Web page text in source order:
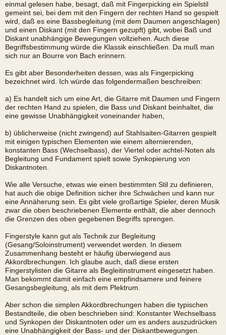
einmal gelesen habe, besagt, daß mit Fingerpicking ein Spielstil
gemeint sei, bei dem mit den Fingern der rechten Hand so gespielt
wird, daß es eine Bassbegleitung (mit dem Daumen angeschlagen)
und einen Diskant (mit den Fingern gezupft) gibt, wobei Baß und
Diskant unabhängige Bewegungen vollziehen. Auch diese
Begriffsbestimmung würde die Klassik einschließen. Da muß man
sich nur an Bourre von Bach erinnern.
Es gibt aber Besonderheiten dessen, was als Fingerpicking
bezeichnet wird. Ich würde das folgendermaßen beschreiben:
a) Es handelt sich um eine Art, die Gitarre mit Daumen und Fingern
der rechten Hand zu spielen, die Bass und Diskant beinhaltet, die
eine gewisse Unabhängigkeit voneinander haben,
b) üblicherweise (nicht zwingend) auf Stahlsaiten-Gitarren gespielt
mit einigen typischen Elementen wie einem alternierenden,
konstanten Bass (Wechselbass), der Viertel oder achtel-Noten als
Begleitung und Fundament spielt sowie Synkopierung von
Diskantnoten.
Wie alle Versuche, etwas wie einen bestimmten Stil zu definieren,
hat auch die obige Definition sicher ihre Schwächen und kann nur
eine Annäherung sein. Es gibt viele großartige Spieler, deren Musik
zwar die oben beschriebenen Elemente enthält, die aber dennoch
die Grenzen des oben gegebenen Begriffs sprengen.
Fingerstyle kann gut als Technik zur Begleitung
(Gesang/Soloinstrument) verwendet werden. In diesem
Zusammenhang besteht er häufig überwiegend aus
Akkordbrechungen. Ich glaube auch, daß diese ersten
Fingerstylisten die Gitarre als Begleitinstrument eingesetzt haben.
Man bekommt damit einfach eine empfindsamere und feinere
Gesangsbegleitung, als mit dem Plektrum.
Aber schon die simplen Akkordbrechungen haben die typischen
Bestandteile, die oben beschrieben sind: Konstanter Wechselbass
und Synkopen der Diskantnoten oder um es anders auszudrücken
eine Unabhängigkeit der Bass- und der Diskantbewegungen.